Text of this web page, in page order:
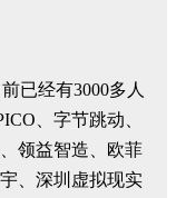
前已经有3000多人
、字节跳动、
领益智造、欧菲
、深圳虚拟现实